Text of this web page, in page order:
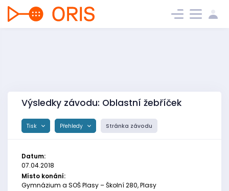
Výsledky závodu: Oblastní žebříček
Tisk Přehledy Stránka závodu
Datum:
07.04.2018
Místo konání:
Gymnázium a SOŠ Plasy – Školní 280, Plasy